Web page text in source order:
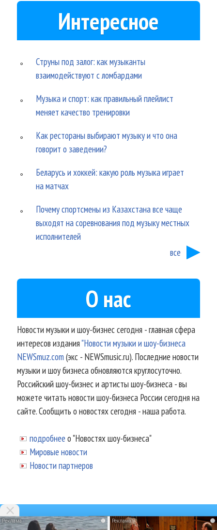
Интересное
Струны под залог: как музыканты
взаимодействуют с ломбардами
Музыка и спорт: как правильный плейлист
меняет качество тренировки
Как рестораны выбирают музыку и что она
говорит о заведении?
Беларусь и хоккей: какую роль музыка играет
на матчах
Почему спортсмены из Казахстана все чаще
выходят на соревнования под музыку местных
исполнителей
все
О нас
Новости музыки и шоу-бизнес сегодня - главная сфера
интересов издания"Новости музыки и шоу-бизнеса
NEWSmuz.com(экс - NEWSmusic.ru). Последние новости
музыки и шоу бизнеса обновляются круглосуточно.
Российский шоу-бизнес и артисты шоу-бизнеса - вы
можете читать новости шоу-бизнеса России сегодня на
сайте. Сообщить о новостях сегодня - наша работа.
подробнее о "Новостях шоу-бизнеса"
Мировые новости
Новости партнеров
i i